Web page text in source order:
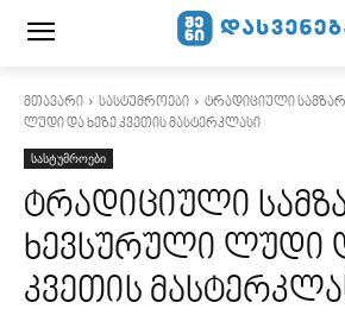
მთავარი სასტუმროები
ტრადიციული
ლუდი და ხეზე კვეთის მასტერკლასი
სასტუმროები
ტრადიციული
ხევსურული ლუდი
კვეთის